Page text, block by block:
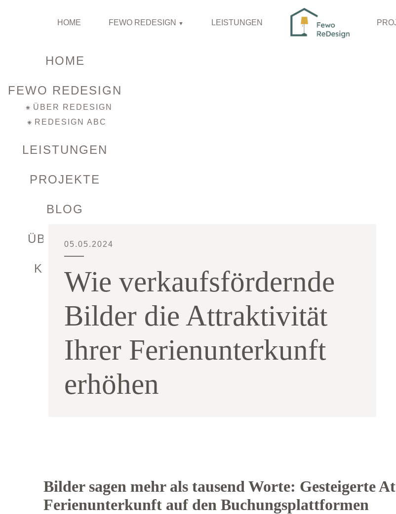
HOME FEWO REDESIGN LEISTUNGEN
HOME
FEWO REDESIGN
ÜBER REDESIGN
REDESIGN ABC
LEISTUNGEN
PROJEKTE
BLOG
ÜBER MICH
KONTAKT
05.05.2024
Wie verkaufsfördernde
Bilder die Attraktivität
Ihrer Ferienunterkunft
erhöhen
Bilder sagen mehr als tausend Worte: Gesteigerte
Ferienunterkunft auf den Buchungsplattformen